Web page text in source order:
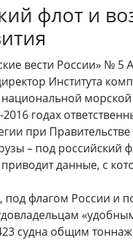
флот и
вести России» № 5
Института
годах
при Правительстве
– под российский
данные, с
под флагом России и
судна общим